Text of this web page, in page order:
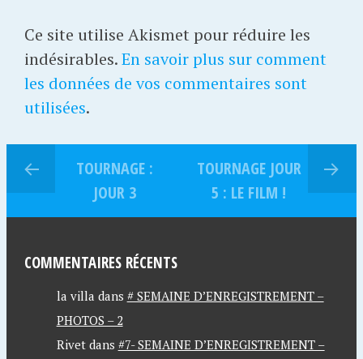
Ce site utilise Akismet pour réduire les
indésirables.En savoir plus sur comment
les données de vos commentaires sont
utilisées.
TOURNAGE :
JOUR 3
TOURNAGE JOUR
5 : LE FILM !
COMMENTAIRES RÉCENTS
la villa dans # SEMAINE D’ENREGISTREMENT –
PHOTOS – 2
Rivetdans #7- SEMAINE D’ENREGISTREMENT –